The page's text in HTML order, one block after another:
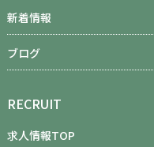
新着情報
ブログ
RECRUIT
求人情報TOP